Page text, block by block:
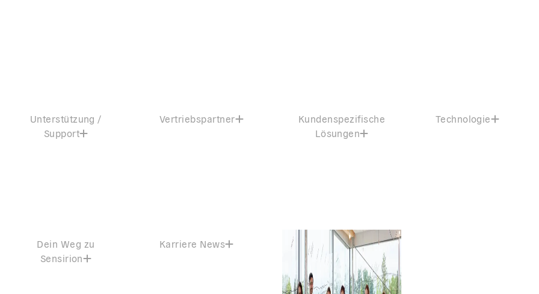
Unterstützung /
Support
Vertriebspartner
Kundenspezifische
Lösungen
Technologie
Dein Weg zu
Sensirion
Karriere News